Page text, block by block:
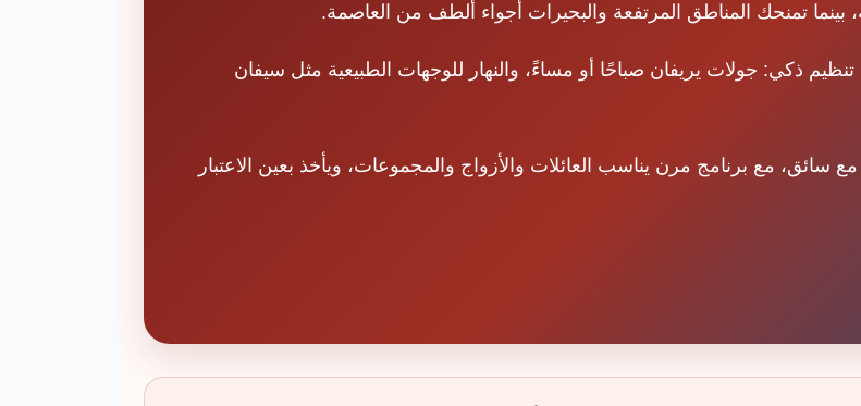
بينما تمنحك المناطق المرتفعة والبحيرات أجواء ألطف من العاصمة.
ذكي: جولات يريفان صباحًا أو مساءً، والنهار للوجهات الطبيعية مثل سيفان
سائق، مع برنامج مرن يناسب العائلات والأزواج والمجموعات، ويأخذ بعين الاعتبار